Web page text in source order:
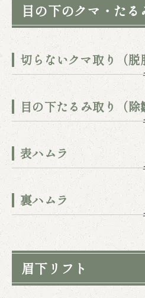
目の下のクマ・たる
切らないクマ取り（脱
目の下たるみ取り（除
表ハムラ
裏ハムラ
眉下リフト